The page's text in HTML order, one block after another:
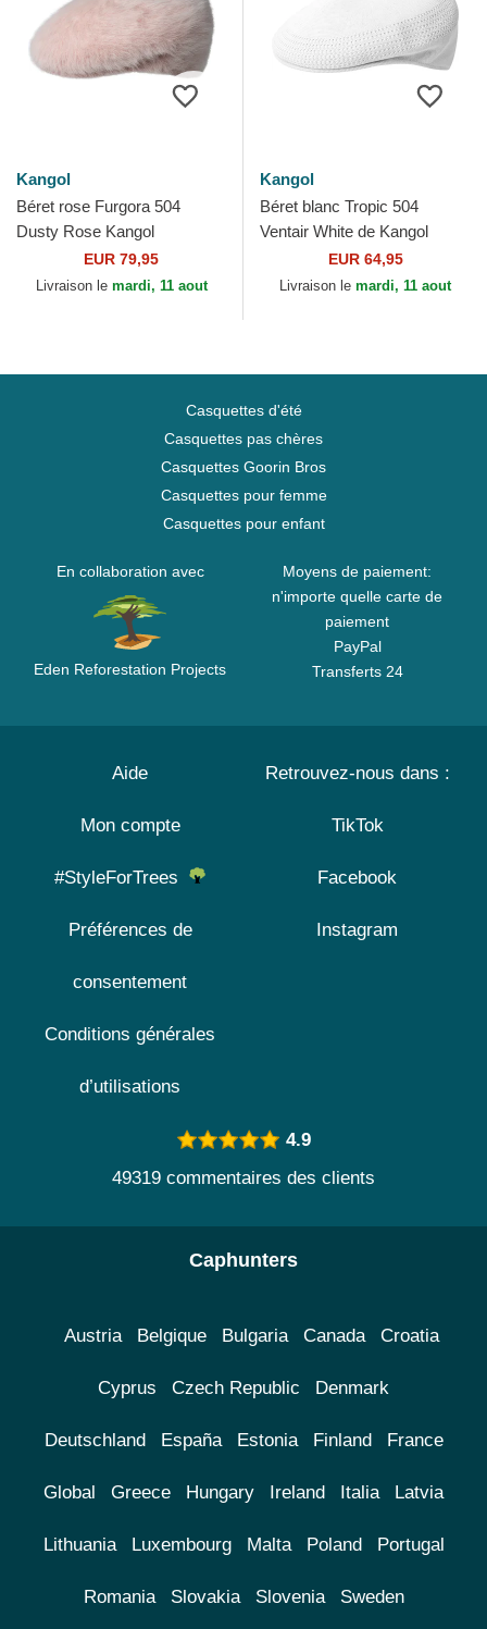
Kangol
Béret rose Furgora 504
Dusty Rose Kangol
EUR 79,95
Livraison le mardi, 11 aout
Kangol
Béret blanc Tropic 504
Ventair White de Kangol
EUR 64,95
Livraison le mardi, 11 aout
Casquettes d'été
Casquettes pas chères
Casquettes Goorin Bros
Casquettes pour femme
Casquettes pour enfant
En collaboration avec
Eden Reforestation Projects
Moyens de paiement:
n'importe quelle carte de
paiement
PayPal
Transferts 24
Aide
Mon compte
#StyleForTrees
Préférences de
consentement
Conditions générales
d’utilisations
Retrouvez-nous dans :
TikTok
Facebook
Instagram
4.9
49319 commentaires des clients
Caphunters
Austria Belgique Bulgaria Canada Croatia
Cyprus Czech Republic Denmark
Deutschland España Estonia Finland France
Global Greece Hungary Ireland Italia Latvia
Lithuania Luxembourg Malta Poland Portugal
Romania Slovakia Slovenia Sweden